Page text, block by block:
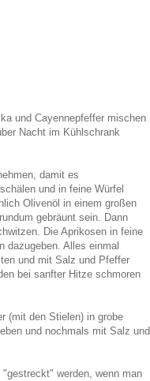
und Cayennepfeffer mischen
Nacht im Kühlschrank
damit es
und in feine Würfel
Olivenöl in einem großen
gebräunt sein. Dann
Die Aprikosen in feine
dazugeben. Alles einmal
und mit Salz und Pfeffer
bei sanfter Hitze schmoren
(mit den Stielen) in grobe
und nochmals mit Salz und
werden, wenn man